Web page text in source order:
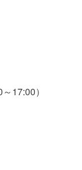
17:00）